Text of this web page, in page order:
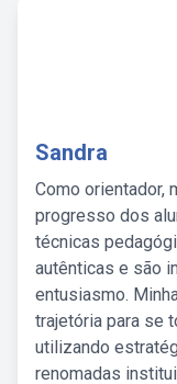
Sandra
Como orientador,
progresso dos
técnicas
autênticas e são
entusiasmo.
trajetória para se
utilizando
renomadas